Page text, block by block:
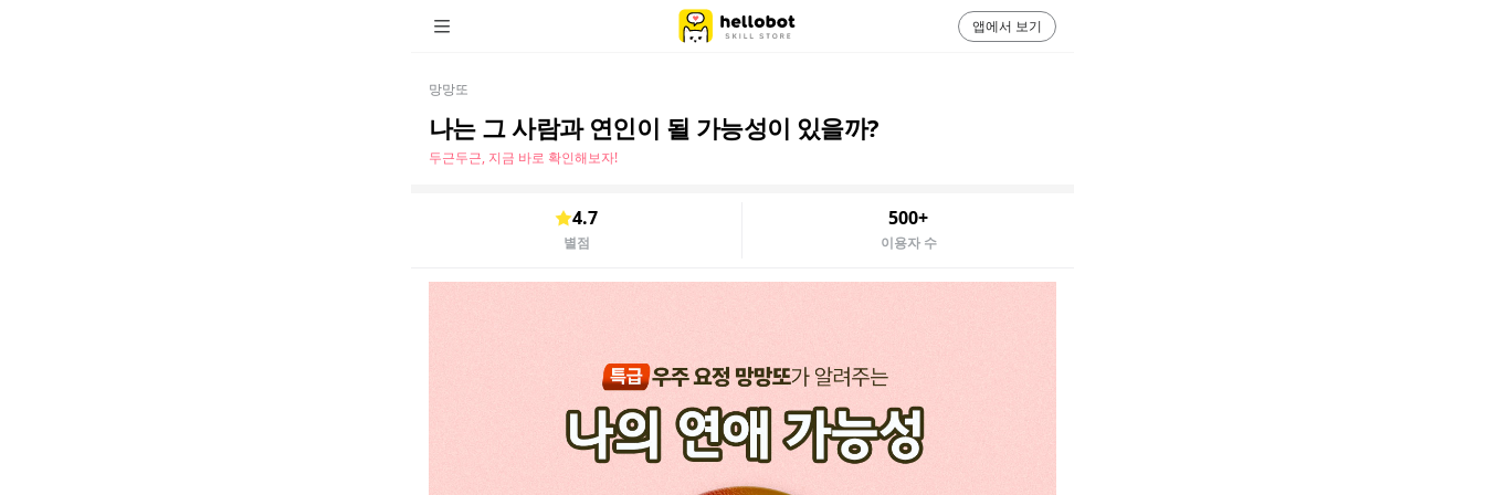
망망또
나는 그 사람과 연인이 될 가능성이 있을까?
두근두근, 지금 바로 확인해보자!
4.7
별점
500+
이용자 수
앱에서 보기